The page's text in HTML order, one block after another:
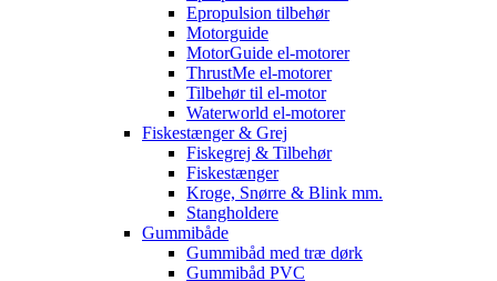
Epropulsion tilbehør
Motorguide
MotorGuide el-motorer
ThrustMe el-motorer
Tilbehør til el-motor
Waterworld el-motorer
Fiskestænger & Grej
Fiskegrej & Tilbehør
Fiskestænger
Kroge, Snørre & Blink mm.
Stangholdere
Gummibåde
Gummibåd med træ dørk
Gummibåd PVC